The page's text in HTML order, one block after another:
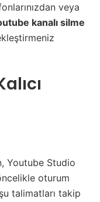
veya
kanalı silme
Youtube Studio
oturum
talimatları takip